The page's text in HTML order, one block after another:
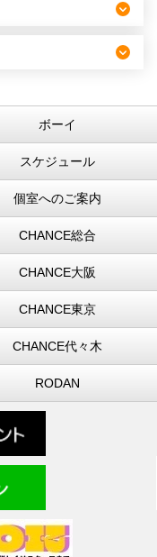
ボーイ
スケジュール
個室へのご案内
CHANCE総合
CHANCE大阪
CHANCE東京
CHANCE代々木
RODAN